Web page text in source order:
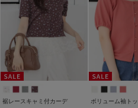
裾レースキャミ付カーデ ボリューム袖ト